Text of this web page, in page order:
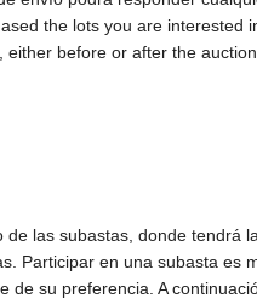
the lots you are interested
before or after the
con usted vía telefónica y así estará pasando sus ofertas al subastador. Es importante que antes de hacer sus ofertas por teléfono se cerciore de los lotes, ya que no hay cambios ni devoluciones una vez adquirido un lote. NOTA: No se aceptarán ofertas por teléfono que no tengan postura, ni menores a $10,000.00 M.N. EN LÍNEA En www.mortonsubastas.com encuentre la subasta en la quiere participar y de click en “Morton Online”. Entrará a la plataforma en la que podrá crear una cuenta gratuita con un correo electrónico y una contraseña. Una vez creada su cuenta, podrá registrarse para participar en la subasta; el sistema le indicará que su registro está pendiente para participar. Consulte la sección de “Pago de Garantías” para aprobarlo. Una vez que suceda esto, puede dejar sus ofertas desde el momento que quiera o bien, tiene la opción de seguir la subasta en vivo a través de la transmisión de audio y video, y hacer sus ofertas con un click. Por favor, tome en cuenta que las ofertas realizadas a través de las plataformas en Internet presentan un retraso de entre 3 y 4 segundos, por lo que le invitamos a anticiparlas lo más posible. En caso de venta a través de las plataformas online, el Premium será de 25% más el I.V.A. del 16%. El martillero podrá abrir la puja de cualquier lote colocando un precio a nombre de un vendedor. El subastador podrá pujar por el lote en nombre del vendedor, hasta el precio de reserva por medio de pujas sucesivas o consecutivas, o colocando pujas en respuesta a otros compradores. Todas las piezas se venden en el estado en que se encuentran, favor de revisarlas bien antes de comprar; si tiene alguna duda, no compre, ya que no se aceptan cambios ni devoluciones. Todas las piezas incluidas en los catálogos están revisadas y